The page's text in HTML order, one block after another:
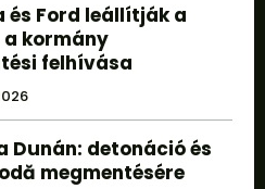
és Ford leállítják a
kormány
felhívása
Dunán: detonáció és
megmentésére